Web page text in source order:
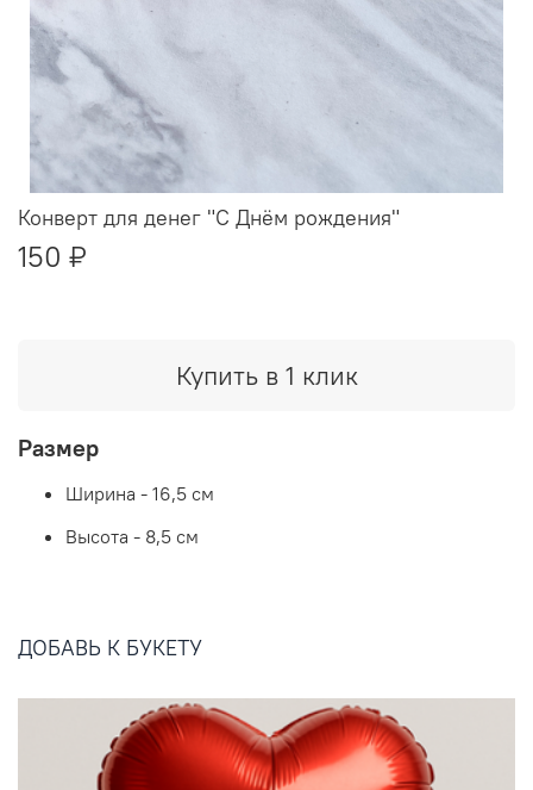
Конверт для денег "С Днём рождения"
150 ₽
Купить в 1 клик
Размер
Ширина - 16,5 см
Высота - 8,5 см
ДОБАВЬ К БУКЕТУ